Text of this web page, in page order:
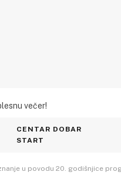
večer!
CENTAR DOBAR
START
u povodu 20. godišnjice
primile